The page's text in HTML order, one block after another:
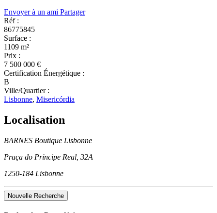
Envoyer à un ami Partager
Réf :
86775845
Surface :
1109 m²
Prix :
7 500 000 €
Certification Énergétique :
B
Ville/Quartier :
Lisbonne, Misericórdia
Localisation
BARNES Boutique Lisbonne
Praça do Príncipe Real, 32A
1250-184 Lisbonne
Nouvelle Recherche